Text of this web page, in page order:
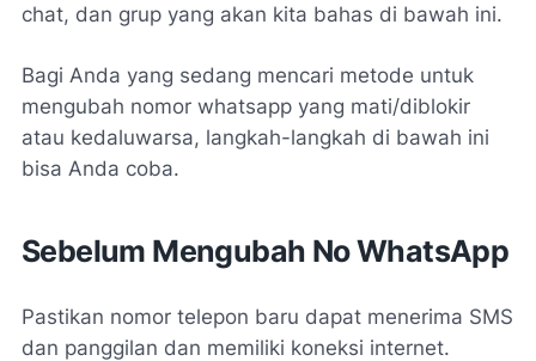
chat, dan grup yang akan kita bahas di bawah ini.
Bagi Anda yang sedang mencari metode untuk
mengubah nomor whatsapp yang mati/diblokir
atau kedaluwarsa, langkah-langkah di bawah ini
bisa Anda coba.
Sebelum Mengubah No WhatsApp
Pastikan nomor telepon baru dapat menerima SMS
dan panggilan dan memiliki koneksi internet.